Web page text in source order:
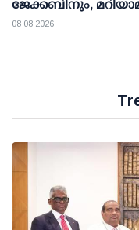
ജേക്കബിനും,
കാനയ്ക്കും
08 08 2026